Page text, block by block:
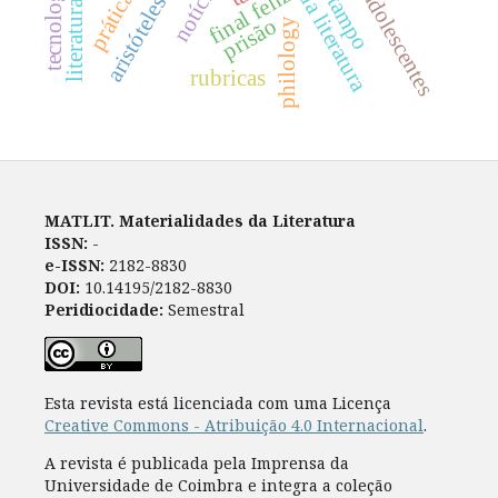
aristóteles final feliz
prisão tampo
philology
rubricas adolescentes
MATLIT. Materialidades da Literatura
ISSN: -
e-ISSN: 2182-8830
DOI: 10.14195/2182-8830
Peridiocidade: Semestral
Esta revista está licenciada com uma Licença
Creative Commons - Atribuição 4.0 Internacional.
A revista é publicada pela Imprensa da
Universidade de Coimbra e integra a coleção